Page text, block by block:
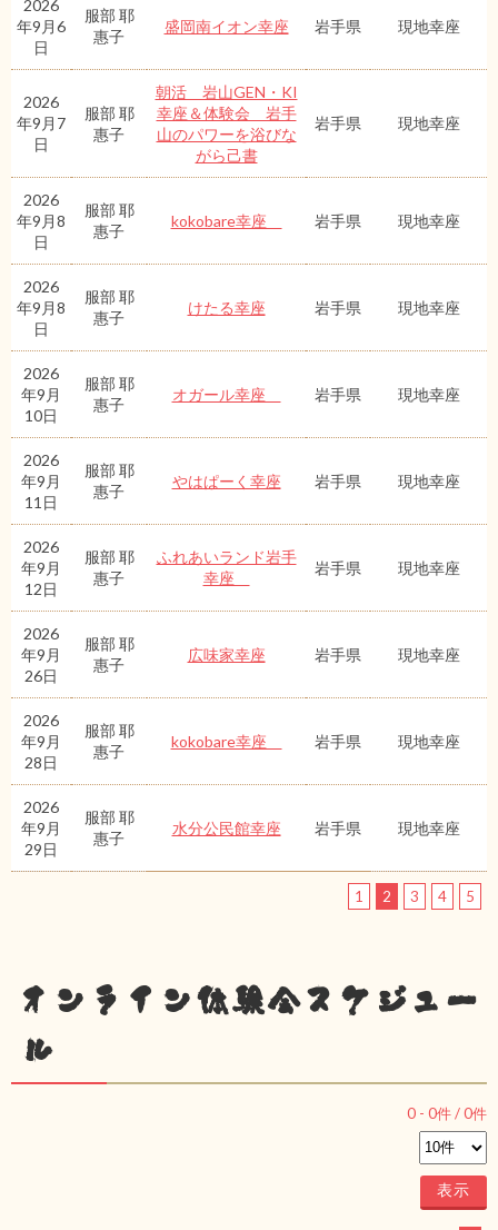
2026
年9月6
日
服部 耶
惠子
盛岡南イオン幸座 岩手県 現地幸座
2026
年9月7
日
服部 耶
惠子
朝活 岩山GEN・KI
幸座＆体験会 岩手
山のパワーを浴びな
がら己書
岩手県 現地幸座
2026
年9月8
日
服部 耶
惠子
kokobare幸座 岩手県 現地幸座
2026
年9月8
日
服部 耶
惠子
けたる幸座 岩手県 現地幸座
2026
年9月
10日
服部 耶
惠子
オガール幸座 岩手県 現地幸座
2026
年9月
11日
服部 耶
惠子
やはぱーく幸座 岩手県 現地幸座
2026
年9月
12日
服部 耶
惠子
ふれあいランド岩手
幸座
岩手県 現地幸座
2026
年9月
26日
服部 耶
惠子
広味家幸座 岩手県 現地幸座
2026
年9月
28日
服部 耶
惠子
kokobare幸座 岩手県 現地幸座
2026
年9月
29日
服部 耶
惠子
水分公民館幸座 岩手県 現地幸座
1 2 3 4 5
オンライン体験会スケジュー
ル
0 - 0件 /0件